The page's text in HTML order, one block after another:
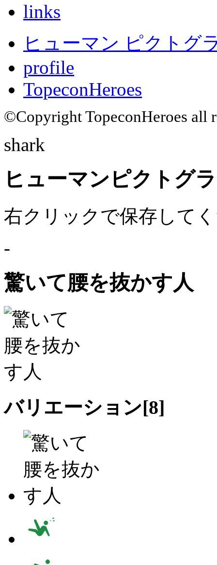
links
ヒューマン ピクトグ
profile
TopeconHeroes
©Copyright TopeconHeroes all
shark
ヒューマンピクトグ
右クリックで保存して
-
驚いて腰を抜かす人
バリエーション[8]